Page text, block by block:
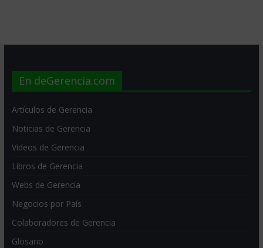
En deGerencia.com
Artículos de Gerencia
Noticias de Gerencia
Videos de Gerencia
Libros de Gerencia
Webs de Gerencia
Negocios por País
Colaboradores de Gerencia
Glosario